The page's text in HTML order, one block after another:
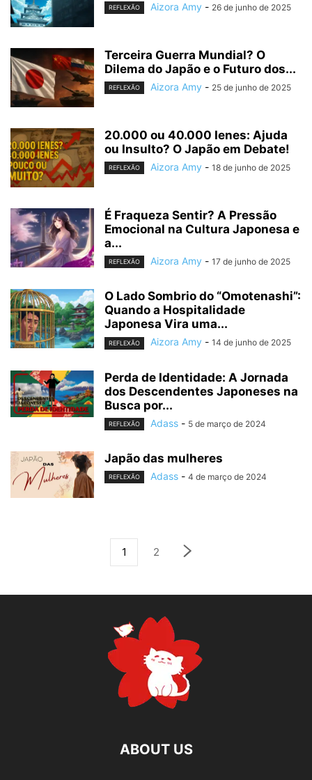
REFLEXÃO Aizora Amy - 26 de junho de 2025
Terceira Guerra Mundial? O
Dilema do Japão e o Futuro dos...
REFLEXÃO Aizora Amy - 25 de junho de 2025
20.000 ou 40.000 Ienes: Ajuda
ou Insulto? O Japão em Debate!
REFLEXÃO Aizora Amy - 18 de junho de 2025
É Fraqueza Sentir? A Pressão
Emocional na Cultura Japonesa e
a...
REFLEXÃO Aizora Amy - 17 de junho de 2025
O Lado Sombrio do “Omotenashi”:
Quando a Hospitalidade
Japonesa Vira uma...
REFLEXÃO Aizora Amy - 14 de junho de 2025
Perda de Identidade: A Jornada
dos Descendentes Japoneses na
Busca por...
REFLEXÃO Adass - 5 de março de 2024
Japão das mulheres
REFLEXÃO Adass - 4 de março de 2024
1 2
ABOUT US